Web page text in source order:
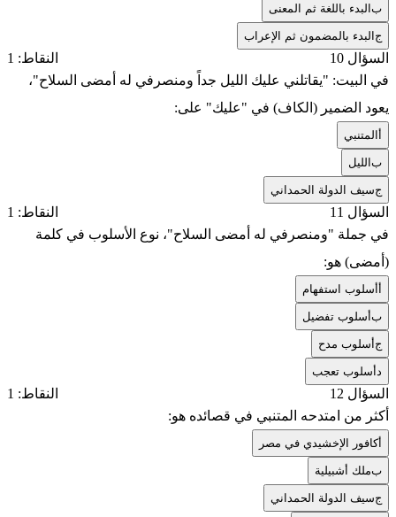
بالبدء باللغة ثم المعنى
جالبدء بالمضمون ثم الإعراب
السؤال 10
النقاط: 1
في البيت: "يقاتلني عليك الليل جداً ومنصرفي له أمضى السلاح"،
يعود الضمير (الكاف) في "عليك" على:
المتنبي
بالليل
جسيف الدولة الحمداني
السؤال 11
النقاط: 1
في جملة "ومنصرفي له أمضى السلاح"، نوع الأسلوب في كلمة
(أمضى) هو:
أسلوب استفهام
بأسلوب تفضيل
جأسلوب مدح
أسلوب تعجب
السؤال 12
النقاط: 1
أكثر من امتدحه المتنبي في قصائده هو:
كافور الإخشيدي في مصر
بملك أشبيلية
جسيف الدولة الحمداني